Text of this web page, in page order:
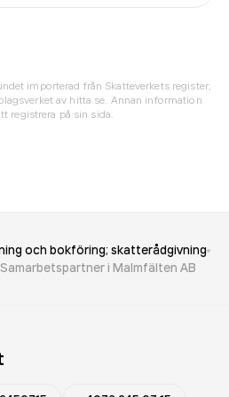
importerad från Skatteverkets register,
av hitta.se. Annan information
registrera på sin sida.
och bokföring; skatterådgivning
i Malmfälten AB